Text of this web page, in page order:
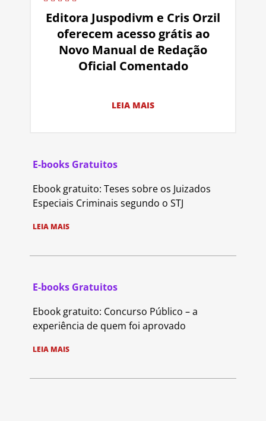
Editora Juspodivm e Cris Orzil
oferecem acesso grátis ao
Novo Manual de Redação
Oficial Comentado
LEIA MAIS
E-books Gratuitos
Ebook gratuito: Teses sobre os Juizados
Especiais Criminais segundo o STJ
LEIA MAIS
E-books Gratuitos
Ebook gratuito: Concurso Público – a
experiência de quem foi aprovado
LEIA MAIS